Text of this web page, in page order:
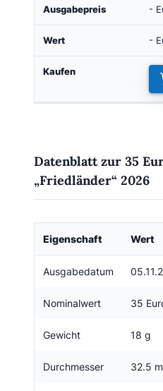
-
-
Datenblatt zur 35
„Friedländer“ 2026
Eigenschaft Wert
Ausgabedatum
Nominalwert 35
Gewicht 18 g
Durchmesser 32.5